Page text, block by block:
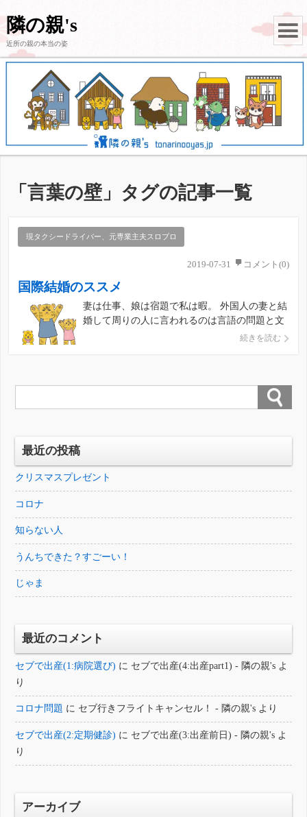
隣の親's
近所の親の本当の姿
「言葉の壁 」タグの記事一覧
現タクシードライバー、元専業主夫スロプロ
2019-07-31 コメント(0)
国際結婚のススメ
妻は仕事、娘は宿題で私は暇。 外国人の妻と結
婚して周りの人に言われるのは言語の問題と文
化の問題。 妻は翻訳業をしていて分野次第では
続きを読む
最近の投稿
クリスマスプレゼント
コロナ
知らない人
うんちできた？すごーい！
じゃま
最近のコメント
セブで出産(1:病院選び) に セブで出産(4:出産part1) - 隣の親's よ
り
コロナ問題 に セブ行きフライトキャンセル！ - 隣の親's より
セブで出産(2:定期健診) に セブで出産(3:出産前日) - 隣の親's よ
り
アーカイブ